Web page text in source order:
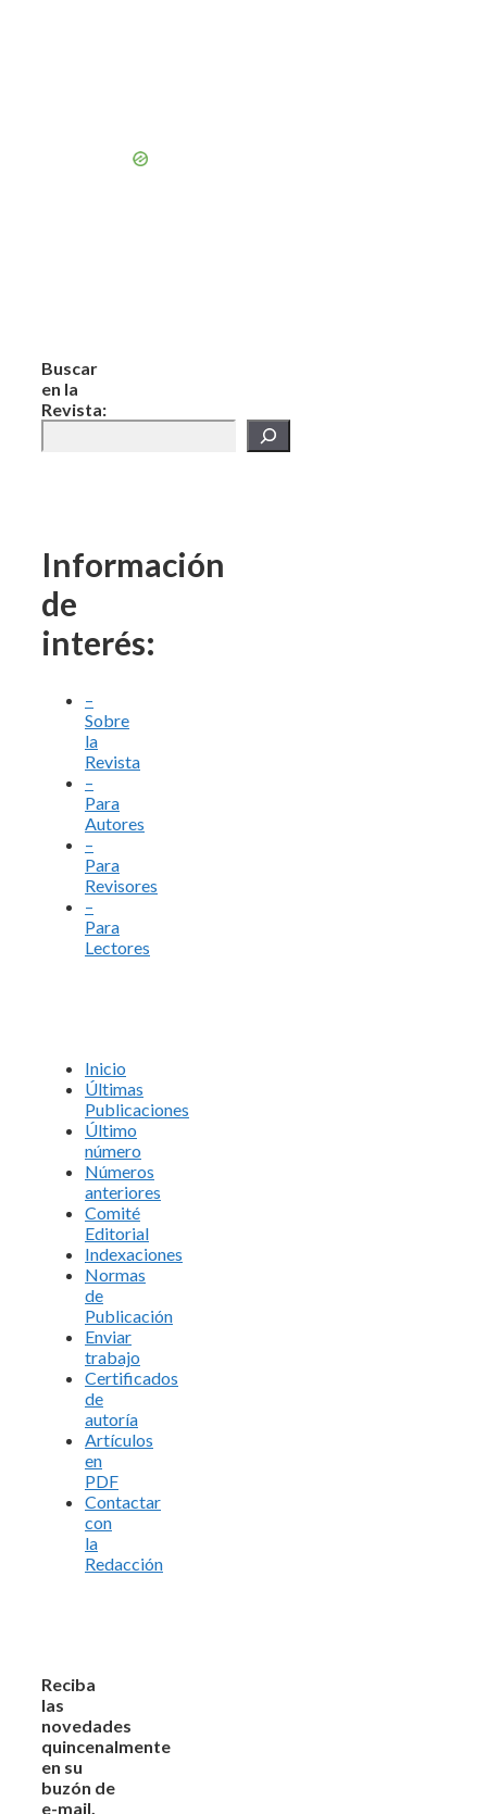
Buscar
en la
Revista:
Información
de
interés:
–
Sobre
la
Revista
–
Para
Autores
–
Para
Revisores
–
Para
Lectores
Inicio
Últimas
Publicaciones
Último
número
Números
anteriores
Comité
Editorial
Indexaciones
Normas
de
Publicación
Enviar
trabajo
Certificados
de
autoría
Artículos
en
PDF
Contactar
con
la
Redacción
Reciba
las
novedades
quincenalmente
en su
buzón de
e-mail,